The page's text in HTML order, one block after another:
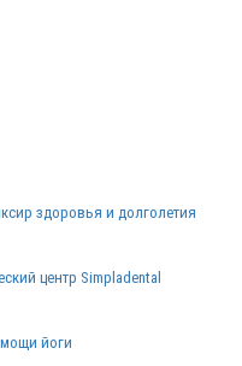
здоровья и долголетия
центр Simpladental
йоги